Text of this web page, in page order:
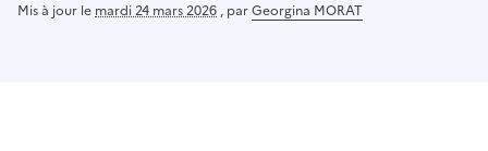
Mis à jour le mardi 24 mars 2026 , parGeorgina MORAT